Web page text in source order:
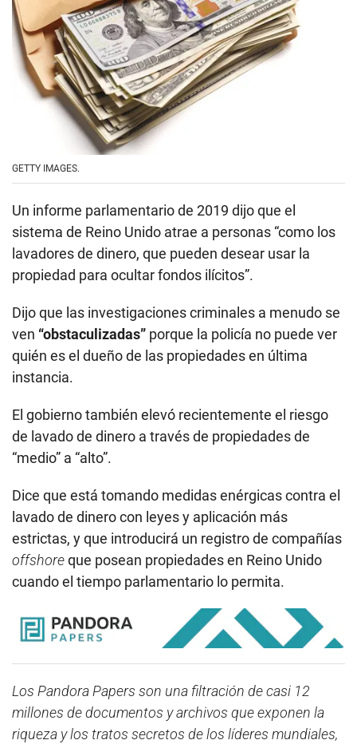
GETTY IMAGES.
Un informe parlamentario de 2019 dijo que el
sistema de Reino Unido atrae a personas “como los
lavadores de dinero, que pueden desear usar la
propiedad para ocultar fondos ilícitos”.
Dijo que las investigaciones criminales a menudo se
ven “obstaculizadas” porque la policía no puede ver
quién es el dueño de las propiedades en última
instancia.
El gobierno también elevó recientemente el riesgo
de lavado de dinero a través de propiedades de
“medio” a “alto”.
Dice que está tomando medidas enérgicas contra el
lavado de dinero con leyes y aplicación más
estrictas, y que introducirá un registro de compañías
offshoreque posean propiedades en Reino Unido
cuando el tiempo parlamentario lo permita.
Los Pandora Papers son una filtración de casi 12
millones de documentos y archivos que exponen la
riqueza y los tratos secretos de los líderes mundiales,